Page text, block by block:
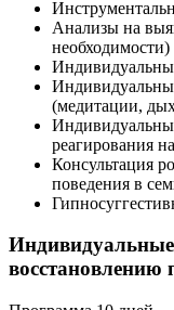
Анализы на
необходимости)
(медитации,
реагирования
Консультация
поведения в
восстановлению